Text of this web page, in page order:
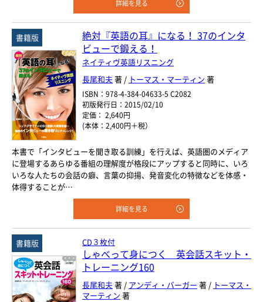
詳細を見る
絶対『英語の耳』になる！ 37のインタ
ビューで鍛える！
ネイティヴ英語リスニング
長尾和夫 著 / トーマス・マーティン 著
ISBN：978-4-384-04633-5 C2082
初版発行日：2015/02/10
定価： 2,640円
(本体：2,400円＋税）
本書で「インタビューを聞き取る訓練」を行えば、英語圏のメディア
に登場するあらゆる番組の理解度が格段にアップすると同時に、いろ
いろな人たちの会話の癖、言葉の抑揚、発音変化の特徴などを体感・
体得することが…
書籍版
詳細を見る
CD３枚付
しゃべって身につく 英会話スキット・
トレーニング160
長尾和夫 著 / アンディ・バーガー 著 / トーマス・
マーティン 著
書籍版